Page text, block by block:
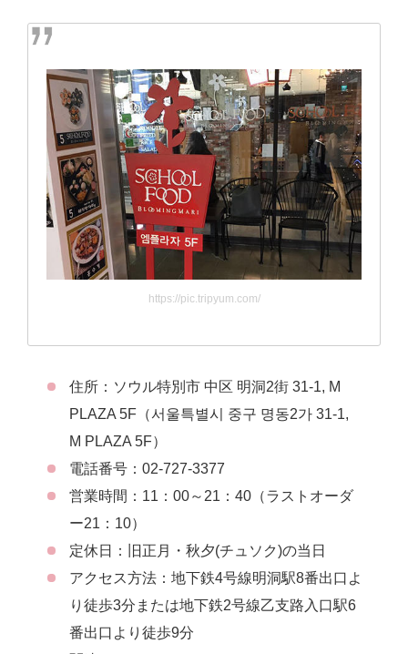
https://pic.tripyum.com/
住所：ソウル特別市 中区 明洞2街 31-1, M
PLAZA 5F（서울특별시 중구 명동2가 31-1,
M PLAZA 5F）
電話番号：02-727-3377
営業時間：11：00～21：40（ラストオーダ
ー21：10）
定休日：旧正月・秋夕(チュソク)の当日
アクセス方法：地下鉄4号線明洞駅8番出口よ
り徒歩3分または地下鉄2号線乙支路入口駅6
番出口より徒歩9分